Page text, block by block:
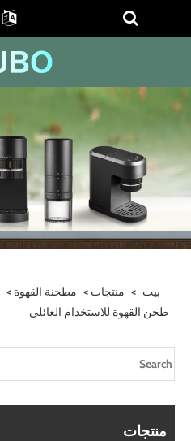
بيت > منتجات > مطحنة القهوة >
طحن القهوة للاستخدام العائلي
منتجات